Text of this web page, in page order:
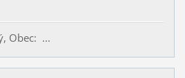
Obec: ...